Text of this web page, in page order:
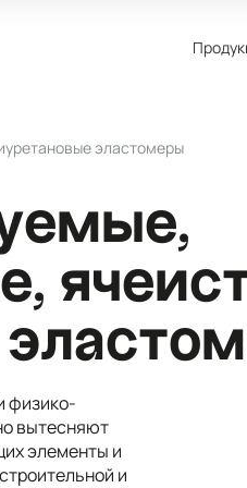
эластомеры
физико-
вытесняют
элементы и
и